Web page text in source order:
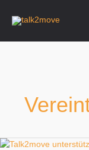
Inhalt
Talk2move